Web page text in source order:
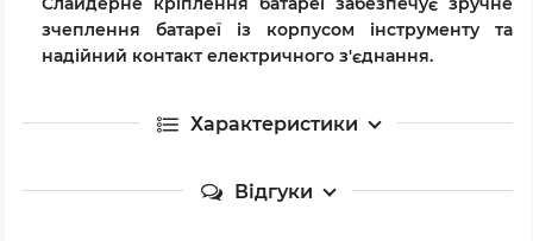
зчеплення батареї із корпусом інструменту та
надійний контакт електричного з'єднання.
Характеристики
Відгуки